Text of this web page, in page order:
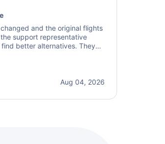
and the original flights
support representative
better alternatives. They
issue. I'm grateful for the
Aug 04, 2026